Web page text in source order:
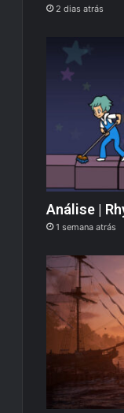
2 dias atrás
Análise |
1 semana atrás